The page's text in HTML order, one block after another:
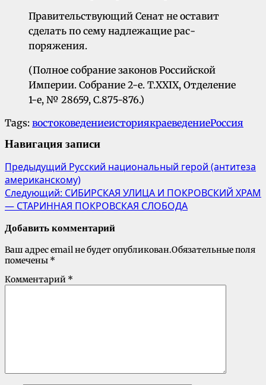
Правительствующий Сенат не оставит
сделать по сему надлежащие рас­
поряжения.
(Полное собрание законов Российской
Империи. Собрание 2-е. T.XXIX, Отделение
1-е, № 28659, С.875-876.)
Tags: востоковедениеисториякраеведениеРоссия
Навигация записи
Предыдущий Русский национальный герой (антитеза
американскому)
Следующий: СИБИРСКАЯ УЛИЦА И ПОКРОВСКИЙ ХРАМ
— СТАРИННАЯ ПОКРОВСКАЯ СЛОБОДА
Добавить комментарий
Ваш адрес email не будет опубликован.Обязательные поля
помечены *
Комментарий *